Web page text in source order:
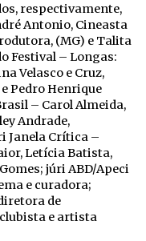
respectivamente,
Antonio, Cineasta
(MG) e Talita
Festival – Longas:
Velasco e Cruz,
Pedro Henrique
– Carol Almeida,
Andrade,
Janela Crítica –
Letícia Batista,
júri ABD/Apeci
e curadora;
de
e artista